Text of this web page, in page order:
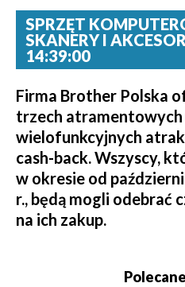
SPRZĘT
SKANERY I
14:39:00
Firma Brother Polska
trzech atramentowych
wielofunkcyjnych
cash-back. Wszyscy,
w okresie od
r., będą mogli odebrać
na ich zakup.